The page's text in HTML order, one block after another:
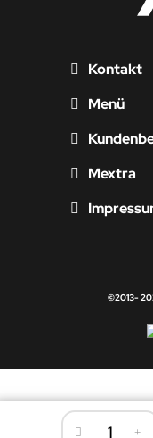
-
Kontakt
Menü
Mextra
©2013-